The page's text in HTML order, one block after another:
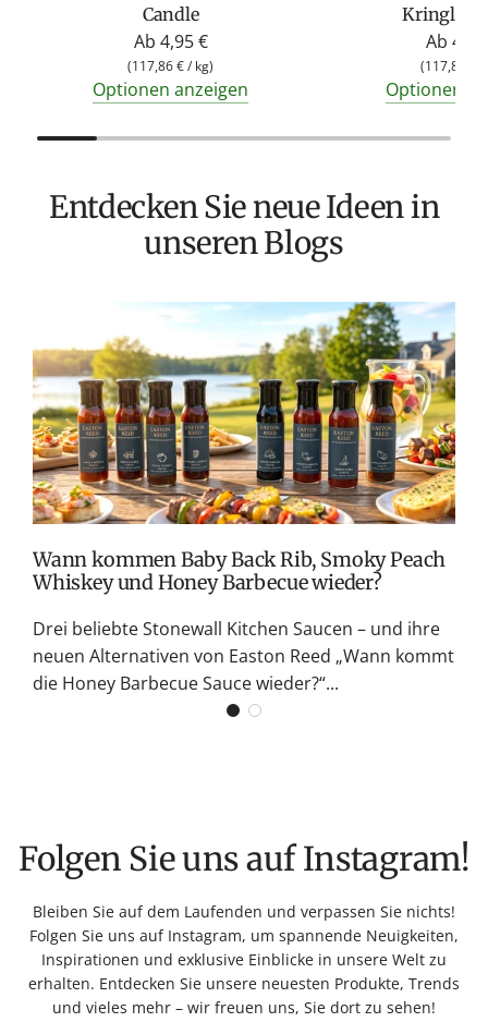
Candle
Ab 4,95 €
(117,86 €/ kg)
Optionen anzeigen
Kringle
Ab
(117,86 €
Optionen
Entdecken Sie neue Ideen in
unseren Blogs
Wann kommen Baby Back Rib, Smoky Peach
Whiskey und Honey Barbecue wieder?
Drei beliebte Stonewall Kitchen Saucen – und ihre
neuen Alternativen von Easton Reed „Wann kommt
die Honey Barbecue Sauce wieder?“...
Folgen Sie uns auf Instagram!
Bleiben Sie auf dem Laufenden und verpassen Sie nichts!
Folgen Sie uns auf Instagram, um spannende Neuigkeiten,
Inspirationen und exklusive Einblicke in unsere Welt zu
erhalten. Entdecken Sie unsere neuesten Produkte, Trends
und vieles mehr – wir freuen uns, Sie dort zu sehen!